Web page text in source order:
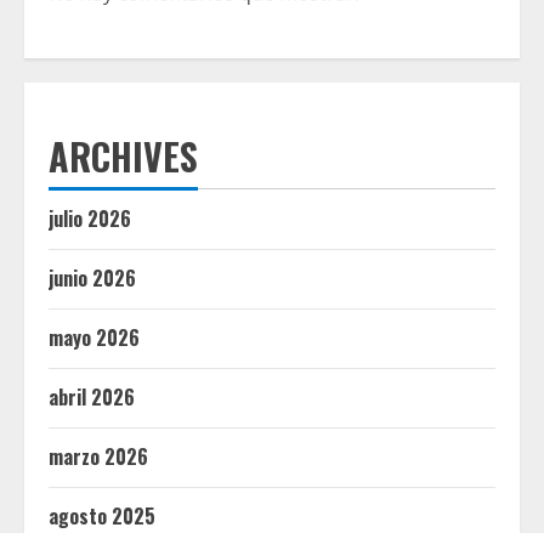
ARCHIVES
julio 2026
junio 2026
mayo 2026
abril 2026
marzo 2026
agosto 2025